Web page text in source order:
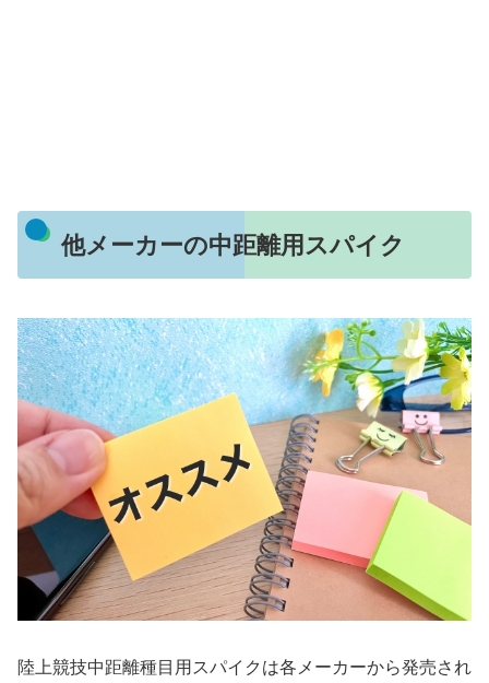
他メーカーの中距離用スパイク
陸上競技中距離種目用スパイクは各メーカーから発売され